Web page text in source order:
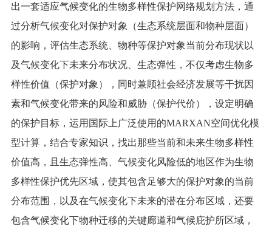
出一套适应气候变化的生物多样性保护网络规划方法，通
过分析气候变化对保护对象（生态系统层面和物种层面）
的影响，评估生态系统、物种等保护对象当前分布现状以
及气候变化下未来分布状况、生态弹性，不仅考虑生物多
样性价值（保护对象），同时兼顾社会经济发展等干扰因
素和气候变化带来的风险和威胁（保护代价），设定明确
的保护目标，运用国际上广泛使用的MARXAN空间优化模
型计算，结合专家知识，找出那些当前和未来生物多样性
价值高，且生态弹性高、气候变化风险低的地区作为生物
多样性保护优先区域，使其包含足够大的保护对象的当前
分布范围，以及在气候变化下未来的潜在分布区域，还要
包含气候变化下物种迁移的关键廊道和气候庇护所区域，